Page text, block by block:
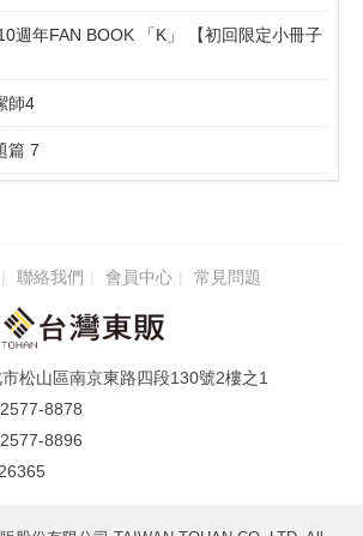
週年FAN BOOK 「K」 【初回限定小冊子
師4
篇 7
聯絡我們 會員中心 常見問題
松山區南京東路四段130號2樓之1
8878
8896